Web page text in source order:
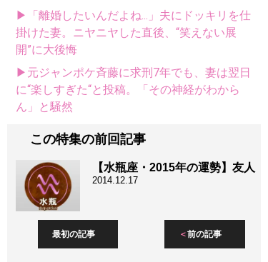
▶「離婚したいんだよね...」夫にドッキリを仕
掛けた妻。ニヤニヤした直後、“笑えない展
開”に大後悔
▶元ジャンポケ斉藤に求刑7年でも、妻は翌日
に“楽しすぎた“と投稿。「その神経がわから
ん」と騒然
この特集の前回記事
【水瓶座・2015年の運勢】友人
2014.12.17
最初の記事 前の記事